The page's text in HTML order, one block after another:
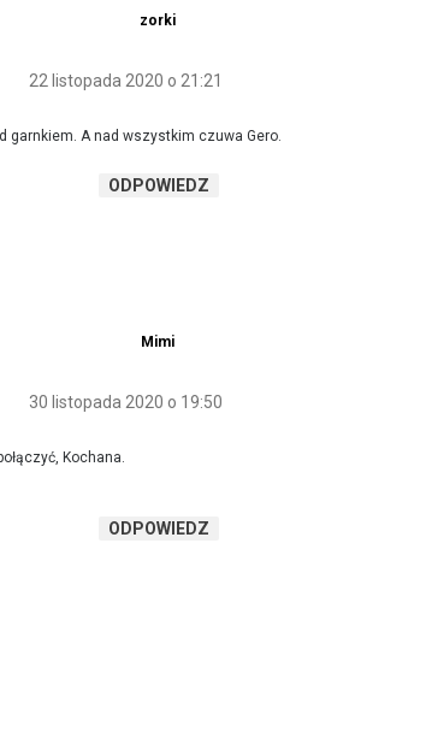
zorki
22 listopada 2020 o 21:21
garnkiem. A nad wszystkim czuwa Gero.
ODPOWIEDZ
Mimi
30 listopada 2020 o 19:50
Kochana.
ODPOWIEDZ